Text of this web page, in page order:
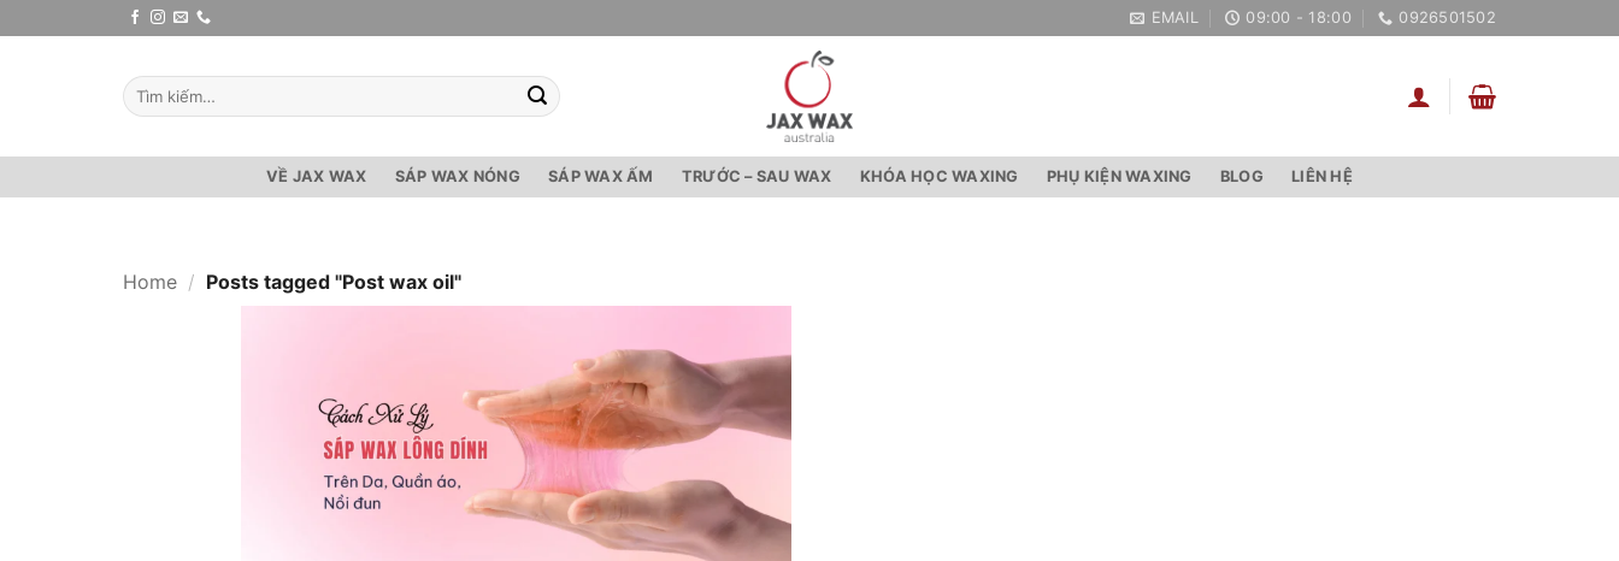
qua
EMAIL 09:00 - 18:00 0926501502
Tìm
kiếm:
VỀ JAX WAX SÁP WAX NÓNG SÁP WAX ẤM TRƯỚC – SAU WAX KHÓA HỌC WAXING PHỤ KIỆN WAXING BLOG LIÊN HỆ
Home / Posts tagged "Post wax oil"